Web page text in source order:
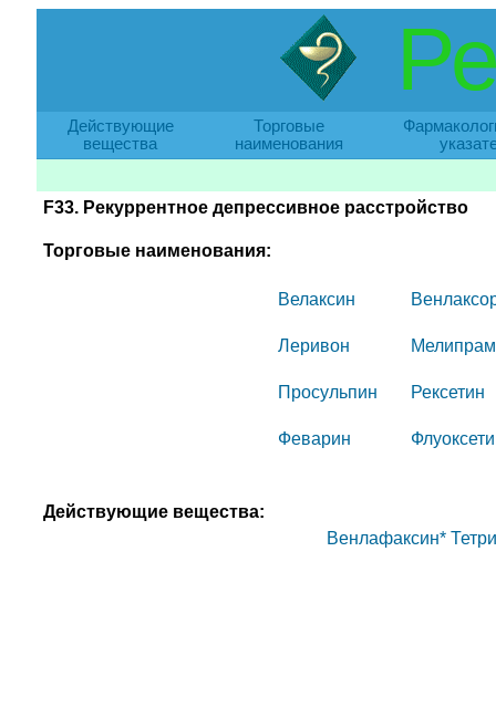
Действующие
вещества
Торговые
наименования
F33. Рекуррентное депрессивное расстройство
Торговые наименования:
Велаксин
Леривон
Просульпин Рексетин
Феварин
Действующие вещества:
Венлафаксин*